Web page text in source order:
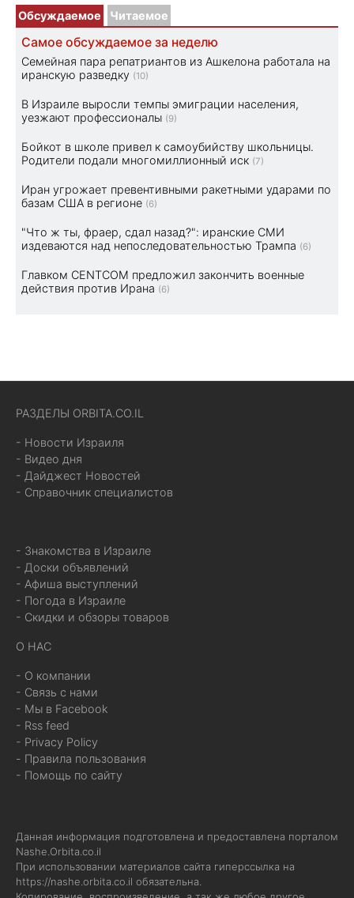
Обсуждаемое Читаемое
Самое обсуждаемое за неделю
Семейная пара репатриантов из Ашкелона работала на
иранскую разведку (10)
В Израиле выросли темпы эмиграции населения,
уезжают профессионалы (9)
Бойкот в школе привел к самоубийству школьницы.
Родители подали многомиллионный иск (7)
Иран угрожает превентивными ракетными ударами по
базам США в регионе (6)
"Что ж ты, фраер, сдал назад?": иранские СМИ
издеваются над непоследовательностью Трампа (6)
Главком CENTCOM предложил закончить военные
действия против Ирана (6)
РАЗДЕЛЫ ORBITA.CO.IL
- Новости Израиля
- Видео дня
- Дайджест Новостей
- Справочник специалистов
- Знакомства в Израиле
- Доски объявлений
- Афиша выступлений
- Погода в Израиле
- Скидки и обзоры товаров
О НАС
- О компании
- Связь с нами
- Мы в Facebook
- Rss feed
- Privacy Policy
- Правила пользования
- Помощь по сайту
Данная информация подготовлена и предоставлена порталом
Nashe.Orbita.co.il
При использовании материалов сайта гиперссылка на
https://nashe.orbita.co.il обязательна.